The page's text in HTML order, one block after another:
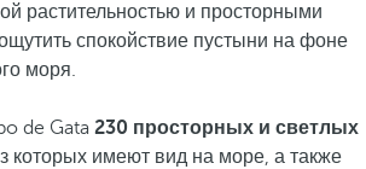
растительностью и просторными
спокойствие пустыни на фоне
моря.
de Gata 230 просторных и светлых
которых имеют вид на море, а также